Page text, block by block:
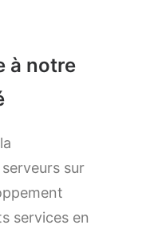
à notre
sur
services en